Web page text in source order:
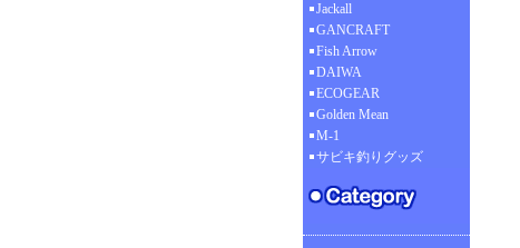
Jackall
GANCRAFT
Fish Arrow
DAIWA
ECOGEAR
Golden Mean
M-1
サビキ釣りグッズ